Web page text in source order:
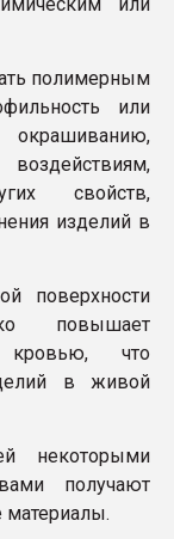
полимерным
или
свойств,
изделий в
поверхности
повышает
кровью, что
в живой
некоторыми
получают
материалы.